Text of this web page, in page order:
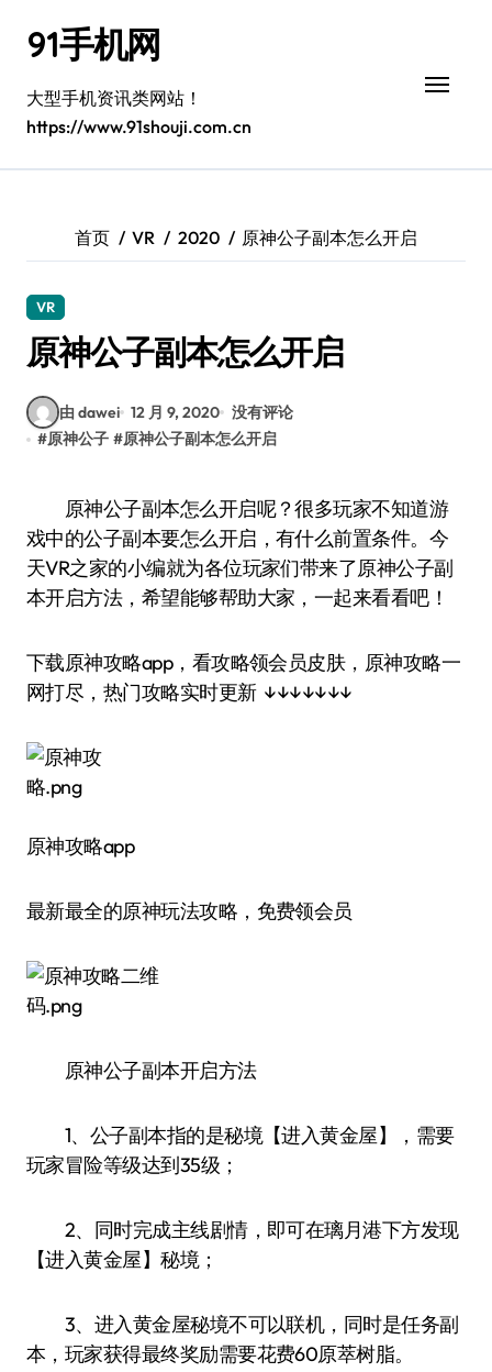
91手机网
大型手机资讯类网站！
https://www.91shouji.com.cn
首页 VR 2020 原神公子副本怎么开启
VR
原神公子副本怎么开启
由 dawei 12 月 9, 2020 没有评论
#原神公子 #原神公子副本怎么开启
原神公子副本怎么开启呢？很多玩家不知道游
戏中的公子副本要怎么开启，有什么前置条件。今
天VR之家的小编就为各位玩家们带来了原神公子副
本开启方法，希望能够帮助大家，一起来看看吧！
下载原神攻略app，看攻略领会员皮肤，原神攻略一
网打尽，热门攻略实时更新 ↓↓↓↓↓↓↓
原神攻略app
最新最全的原神玩法攻略，免费领会员
原神公子副本开启方法
1、公子副本指的是秘境【进入黄金屋】，需要
玩家冒险等级达到35级；
2、同时完成主线剧情，即可在璃月港下方发现
【进入黄金屋】秘境；
3、进入黄金屋秘境不可以联机，同时是任务副
本，玩家获得最终奖励需要花费60原萃树脂。